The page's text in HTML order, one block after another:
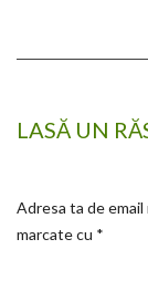
LASĂ UN
Adresa ta de
marcate cu *